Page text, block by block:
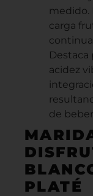
medido.
carga
Destaca
acidez
de beber.
PLATÉ